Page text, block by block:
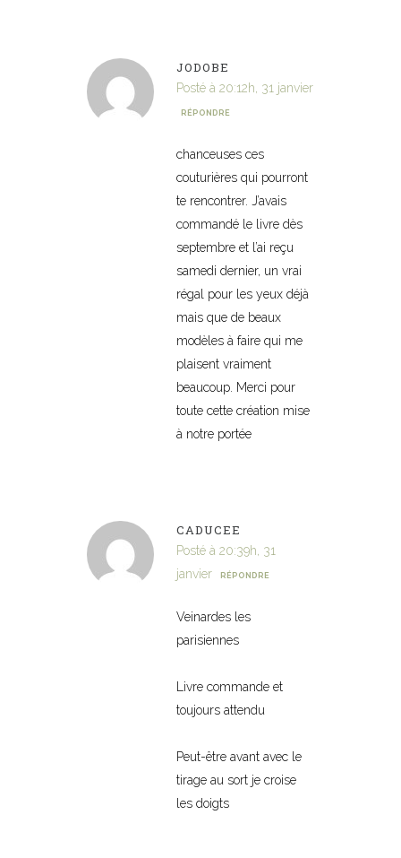
JODOBE
Posté à 20:12h, 31 janvier
RÉPONDRE
chanceuses ces
couturières qui pourront
te rencontrer. J’avais
commandé le livre dès
septembre et l’ai reçu
samedi dernier, un vrai
régal pour les yeux déjà
mais que de beaux
modèles à faire qui me
plaisent vraiment
beaucoup. Merci pour
toute cette création mise
à notre portée
CADUCEE
Posté à 20:39h, 31
janvier
RÉPONDRE
Veinardes les
parisiennes
Livre commande et
toujours attendu
Peut-être avant avec le
tirage au sort je croise
les doigts